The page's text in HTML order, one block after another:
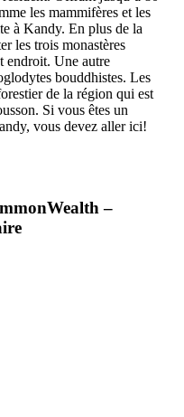
les mammifères et les
à Kandy. En plus de la
les trois monastères
endroit. Une autre
bouddhistes. Les
de la région qui est
Si vous êtes un
vous devez aller ici!
–